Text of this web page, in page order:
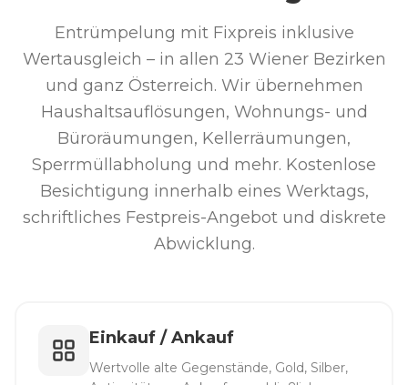
Entrümpelung mit Fixpreis inklusive
Wertausgleich – in allen 23 Wiener Bezirken
und ganz Österreich. Wir übernehmen
Haushaltsauflösungen, Wohnungs- und
Büroräumungen, Kellerräumungen,
Sperrmüllabholung und mehr. Kostenlose
Besichtigung innerhalb eines Werktags,
schriftliches Festpreis-Angebot und diskrete
Abwicklung.
Einkauf / Ankauf
Wertvolle alte Gegenstände, Gold, Silber,